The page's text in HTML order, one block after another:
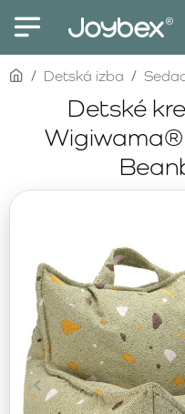
Detské
Wigiwama®
homeDetská izba